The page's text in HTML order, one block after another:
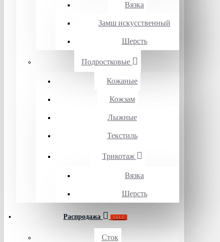
Вязка
Замш искусственный
Шерсть
Подростковые
Кожаные
Кожзам
Лыжные
Текстиль
Трикотаж
Вязка
Шерсть
Распродажа SALE
Сток